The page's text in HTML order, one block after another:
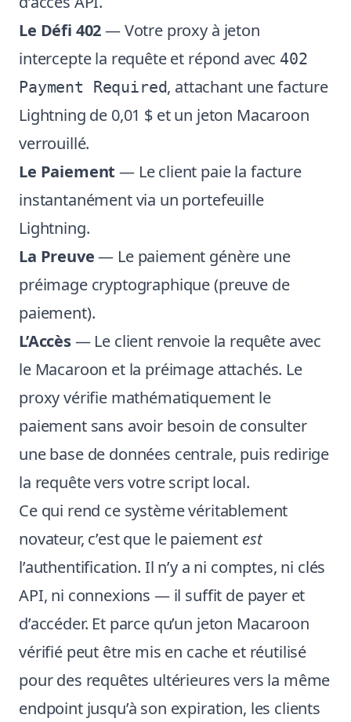
Le Défi 402— Votre proxy à jeton
intercepte la requête et répond avec 402
Payment Required, attachant une facture
Lightning de 0,01 $ et un jeton Macaroon
verrouillé.
Le Paiement — Le client paie la facture
instantanément via un portefeuille
Lightning.
La Preuve— Le paiement génère une
préimage cryptographique (preuve de
paiement).
L’Accès— Le client renvoie la requête avec
le Macaroon et la préimage attachés. Le
proxy vérifie mathématiquement le
paiement sans avoir besoin de consulter
une base de données centrale, puis redirige
la requête vers votre script local.
Ce qui rend ce système véritablement
novateur, c’est que le paiement est
l’authentification. Il n’y a ni comptes, ni clés
API, ni connexions — il suffit de payer et
d’accéder. Et parce qu’un jeton Macaroon
vérifié peut être mis en cache et réutilisé
pour des requêtes ultérieures vers la même
endpoint jusqu’à son expiration, les clients